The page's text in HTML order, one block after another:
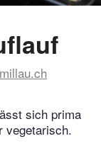
sich prima
vegetarisch.